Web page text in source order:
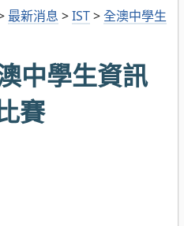
最新消息 >IST>全澳中學生
中學生資訊
賽